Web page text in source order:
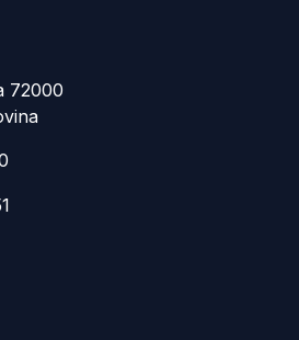
72000